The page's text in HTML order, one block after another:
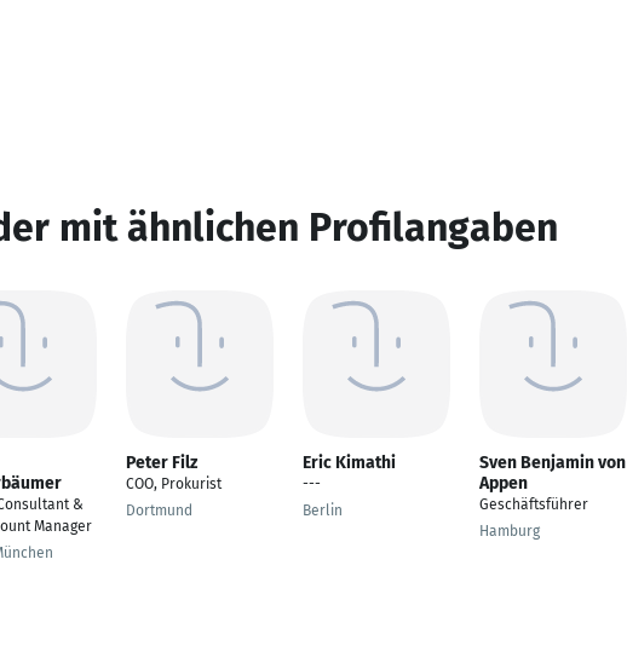
mit ähnlichen Profilangaben
&
Manager
Peter Filz
COO, Prokurist
Dortmund
Eric Kimathi
---
Berlin
Sven Benjamin von
Appen
Geschäftsführer
Hamburg